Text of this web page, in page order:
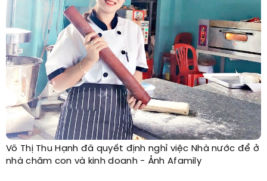
Võ Thị Thu Hạnh đã quyết định nghỉ việc Nhà nước để ở
nhà chăm con và kinh doanh - Ảnh Afamily